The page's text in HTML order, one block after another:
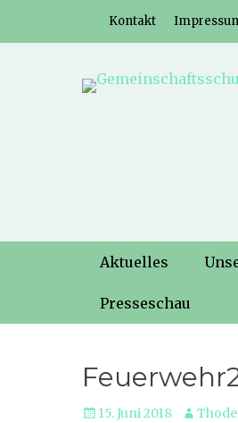
Header-
Weiter
Kontakt
Hauptmenü
Weiter
Inhalt
Aktuelles
Presseschau
Veröffentlicht
15. Juni 2018 Autor
Thode